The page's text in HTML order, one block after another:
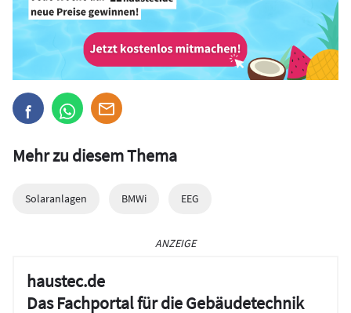
Mehr zu diesem Thema
Solaranlagen BMWi EEG
ANZEIGE
haustec.de
Das Fachportal für die Gebäudetechnik